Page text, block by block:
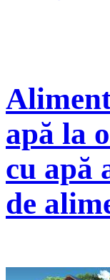
apă la
cu apă
de